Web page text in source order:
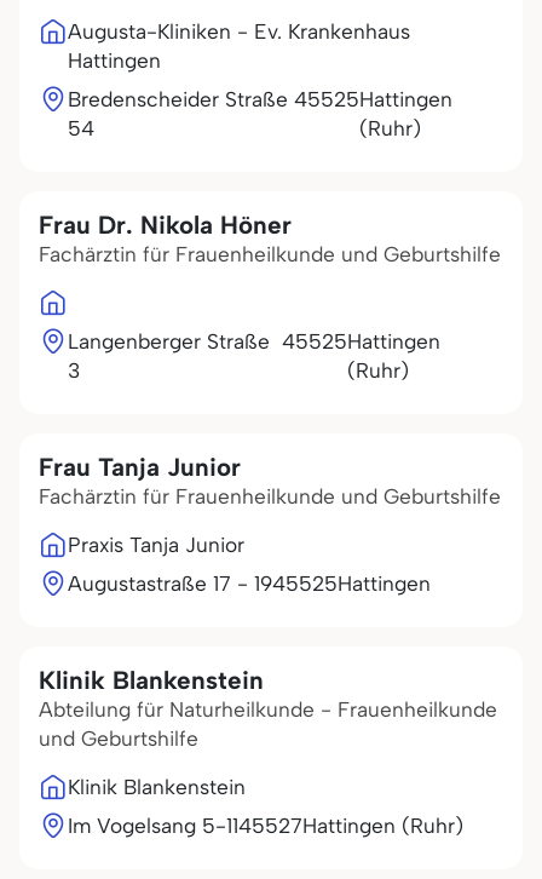
Augusta-Kliniken - Ev. Krankenhaus
Hattingen
Bredenscheider Straße
54
45525Hattingen
(Ruhr)
Frau Dr. Nikola Höner
Fachärztin für Frauenheilkunde und Geburtshilfe
Langenberger Straße
3
45525Hattingen
(Ruhr)
Frau Tanja Junior
Fachärztin für Frauenheilkunde und Geburtshilfe
Praxis Tanja Junior
Augustastraße 17 - 1945525Hattingen
Klinik Blankenstein
Abteilung für Naturheilkunde - Frauenheilkunde
und Geburtshilfe
Klinik Blankenstein
Im Vogelsang 5-1145527Hattingen (Ruhr)